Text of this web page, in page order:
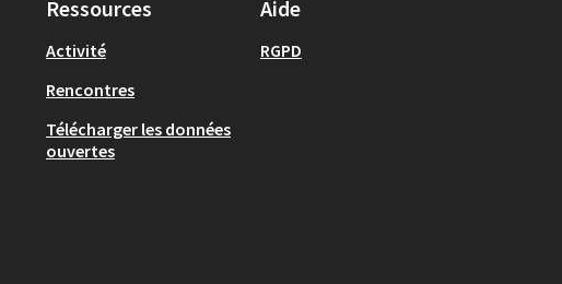
Ressources
Activité
Rencontres
Télécharger les données
ouvertes
Aide
RGPD